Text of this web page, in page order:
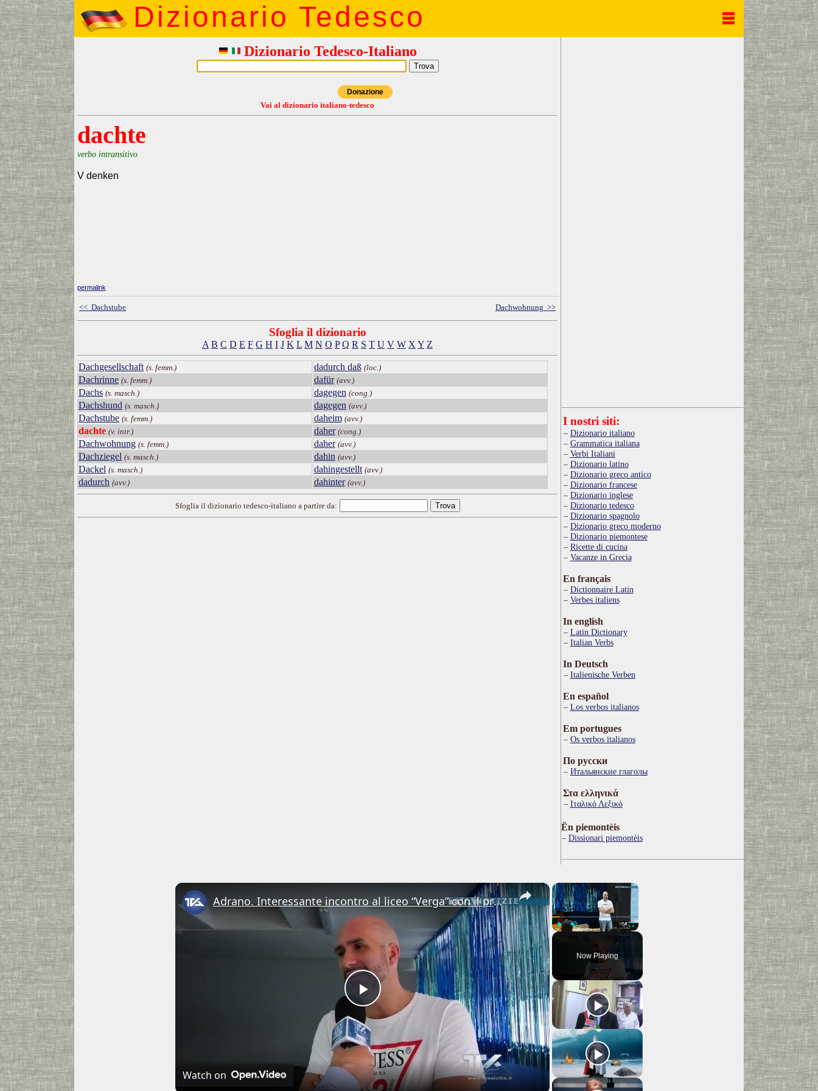
Dizionario Tedesco
Dizionario Tedesco-Italiano
Donazione
Vai al dizionario italiano-tedesco
dachte
verbo intransitivo
V denken
permalink
<< Dachstube Dachwohnung >>
Sfoglia il dizionario
A B C D E F G H I J K L M N O P Q R S T U V W X Y Z
Dachgesellschaft (s. femm.)
Dachrinne (s. femm.)
Dachs (s. masch.)
Dachshund (s. masch.)
Dachstube (s. femm.)
dachte (v. intr.)
Dachwohnung (s. femm.)
Dachziegel (s. masch.)
Dackel (s. masch.)
dadurch (avv.)
dadurch daß (loc.)
dafür (avv.)
dagegen (cong.)
dagegen (avv.)
daheim (avv.)
daher (cong.)
daher (avv.)
dahin (avv.)
dahingestellt (avv.)
dahinter (avv.)
Sfoglia il dizionario tedesco-italiano a partire da:
I nostri siti:
Dizionario italiano
Grammatica italiana
Verbi Italiani
Dizionario latino
Dizionario greco antico
Dizionario francese
Dizionario inglese
Dizionario tedesco
Dizionario spagnolo
Dizionario greco moderno
Dizionario piemontese
Ricette di cucina
Vacanze in Grecia
En français
Dictionnaire Latin
Verbes italiens
In english
Latin Dictionary
Italian Verbs
In Deutsch
Italienische Verben
En español
Los verbos italianos
Em portugues
Os verbos italianos
По русски
Итальянские глаголы
Στα ελληνικά
Ιταλικό Λεξικό
Ën piemontèis
Dissionari piemontèis
×
Fullscreen
Now Playing
×
Play
Video
Adrano. Interessante incontro al liceo “Verga” con il prof. Fabio Gamberini. Studenti del Linguistic
Watch on